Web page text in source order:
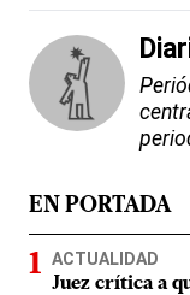
EN PORTADA
ACTUALIDAD
Juez crítica a